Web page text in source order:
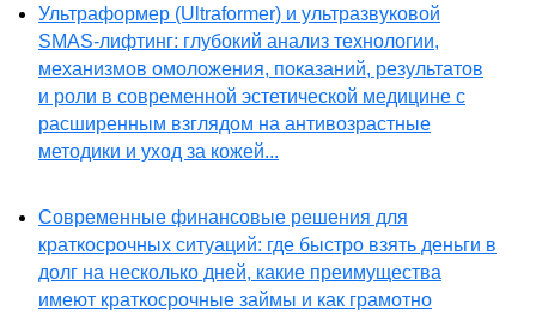
Ультраформер (Ultraformer) и ультразвуковой
SMAS-лифтинг: глубокий анализ технологии,
механизмов омоложения, показаний, результатов
и роли в современной эстетической медицине с
расширенным взглядом на антивозрастные
методики и уход за кожей...
Современные финансовые решения для
краткосрочных ситуаций: где быстро взять деньги в
долг на несколько дней, какие преимущества
имеют краткосрочные займы и как грамотно